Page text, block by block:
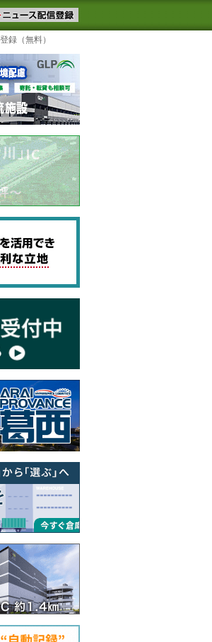
。物流ニュースメール配信を登録す
るテーマ
録（無料）